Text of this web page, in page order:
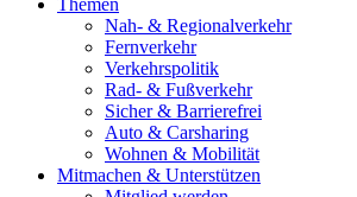
Themen
Nah- & Regionalverkehr
Fernverkehr
Verkehrspolitik
Rad- & Fußverkehr
Sicher & Barrierefrei
Auto & Carsharing
Wohnen & Mobilität
Mitmachen & Unterstützen